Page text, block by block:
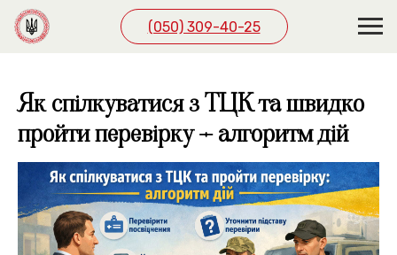
(050) 309-40-25
Як спілкуватися з ТЦК та швидко
пройти перевірку – алгоритм дій